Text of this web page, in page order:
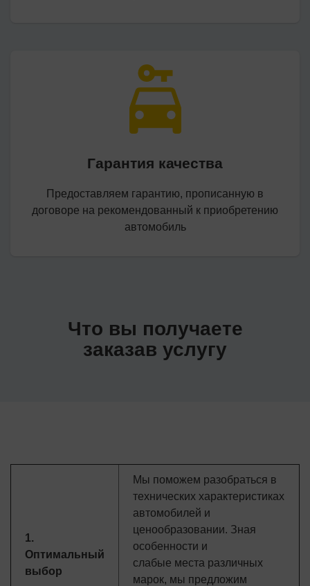
Гарантия качества
Предоставляем гарантию, прописанную в
договоре на рекомендованный к приобретению
автомобиль
Что вы получаете
заказав услугу
1.
Оптимальный
выбор
Мы поможем разобраться в
технических характеристиках
автомобилей и
ценообразовании. Зная
особенности и
слабые места различных
марок, мы предложим